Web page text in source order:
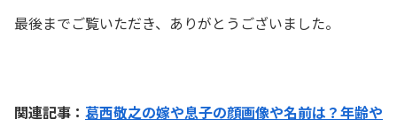
最後までご覧いただき、ありがとうございました。
関連記事： 葛西敬之の嫁や息子の顔画像や名前は？年齢や